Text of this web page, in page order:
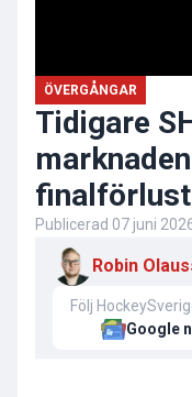
ÖVERGÅNGAR
Tidigare
Publicerad 07 juni
Robin
Följ
Google